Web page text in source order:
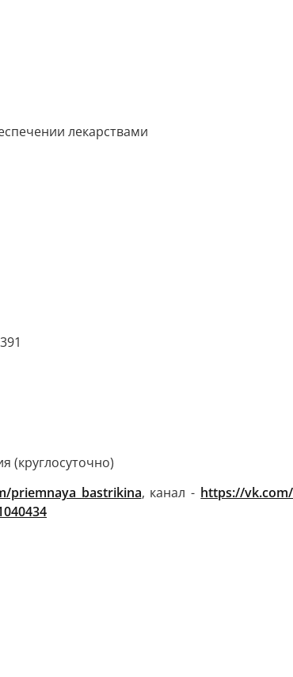
лекарствами
(круглосуточно)
priemnaya_bastrikina, канал - https://